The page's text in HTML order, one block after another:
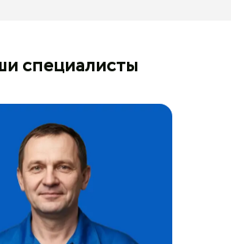
специалисты